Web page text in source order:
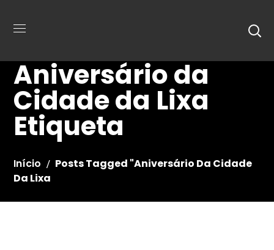
Aniversário da
Cidade da Lixa
Etiqueta
Início
Posts Tagged "Aniversário Da Cidade
Da Lixa